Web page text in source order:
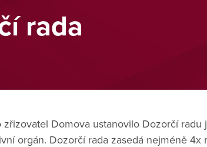
rada
Domova ustanovilo Dozorčí radu
orgán. Dozorčí rada zasedá nejméně 4x